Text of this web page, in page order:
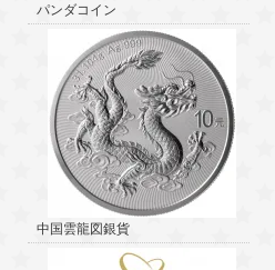
パンダコイン
中国雲龍図銀貨